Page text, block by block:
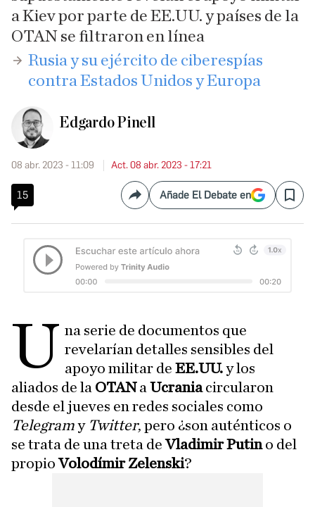
a Kiev por parte de EE.UU. y países de la
OTAN se filtraron en línea
Rusia y su ejército de ciberespías
contra Estados Unidos y Europa
Edgardo Pinell
08 abr. 2023 - 11:09 Act. 08 abr. 2023 - 17:21
15 CompartirAñade El Debate en Save
U na serie de documentos que
revelarían detalles sensibles del
apoyo militar de EE.UU.y los
aliados de la OTANa Ucraniacircularon
desde el jueves en redes sociales como
Telegramy Twitter, pero ¿son auténticos o
se trata de una treta deVladimir Putino del
propioVolodímir Zelenski?